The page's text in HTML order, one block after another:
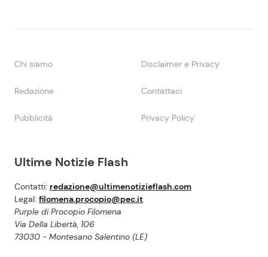
Ultime Notizie Flash
Contatti: redazione@ultimenotizieflash.com
Legal: filomena.procopio@pec.it
Purple di Procopio Filomena
Via Della Libertà, 106
73030 - Montesano Salentino (LE)
Chi siamo Disclaimer e Privacy
Redazione Contattaci
Pubblicità Privacy Policy